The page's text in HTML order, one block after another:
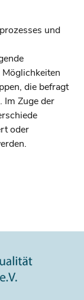
und
Möglichkeiten
die befragt
Im Zuge der
oder